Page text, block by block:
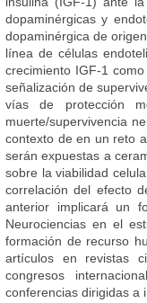
dopaminérgicas y
dopaminérgica de
línea de células
crecimiento IGF-1
señalización de
vías de protección
muerte/supervivencia
contexto de en un reto
serán expuestas a
sobre la viabilidad
correlación del efecto
anterior implicará un
Neurociencias en el
formación de recurso
artículos en revistas
congresos
conferencias dirigidas a